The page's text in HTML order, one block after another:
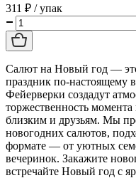
311 ₽ / упак
Салют на Новый год —
праздник по-
Фейерверки создадут
торжественность
близким и друзьям. Мы
новогодних салютов,
формате — от уютных
вечеринок. Закажите
встречайте Новый год с